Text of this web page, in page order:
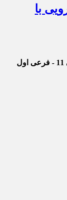
با
خراسان جنوبی - بیرجند - طالقانی 11 - فرعی اول